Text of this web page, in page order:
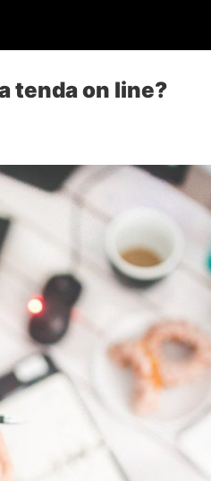
tenda on line?